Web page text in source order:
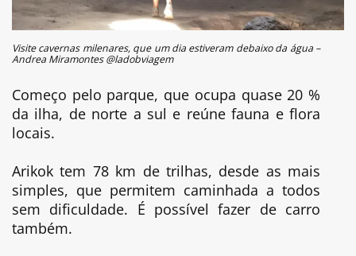
Visite cavernas milenares, que um dia estiveram debaixo da água –
Andrea Miramontes @ladobviagem
Começo pelo parque, que ocupa quase 20 %
da ilha, de norte a sul e reúne fauna e flora
locais.
Arikok tem 78 km de trilhas, desde as mais
simples, que permitem caminhada a todos
sem dificuldade. É possível fazer de carro
também.